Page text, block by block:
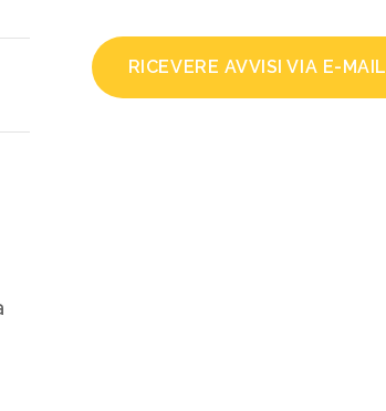
RICEVERE AVVISI VIA E-MAIL